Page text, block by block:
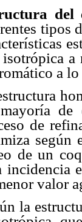
del
tipos
isotrópica a
a
de
de
según
de un
incidencia
valor
la